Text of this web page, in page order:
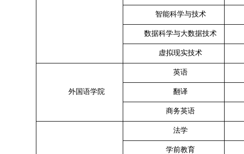
智能科学与技术
数据科学与大数据技术
虚拟现实技术
外国语学院
英语
翻译
商务英语
法学
学前教育